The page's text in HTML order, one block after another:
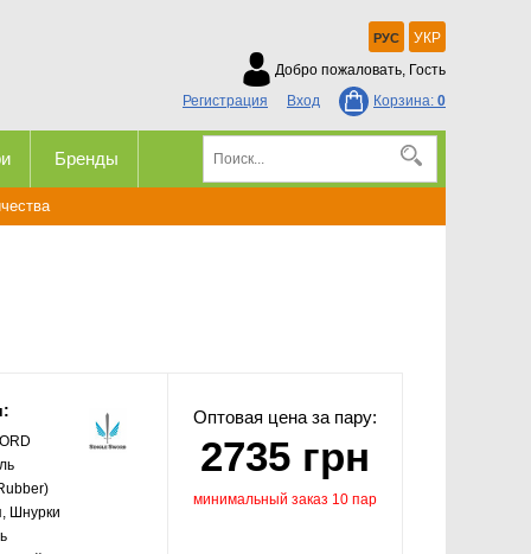
РУС
УКР
Добро пожаловать, Гость
Регистрация
Вход Корзина: 0
Бренды
Шнурки
Оптовая цена за пару:
2735 грн
минимальный заказ 10 пар